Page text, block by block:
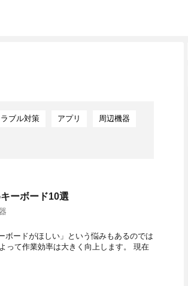
ラブル対策 アプリ 周辺機器
ーボード10選
ードがほしい」という悩みもあるのでは
って作業効率は大きく向上します。 現在